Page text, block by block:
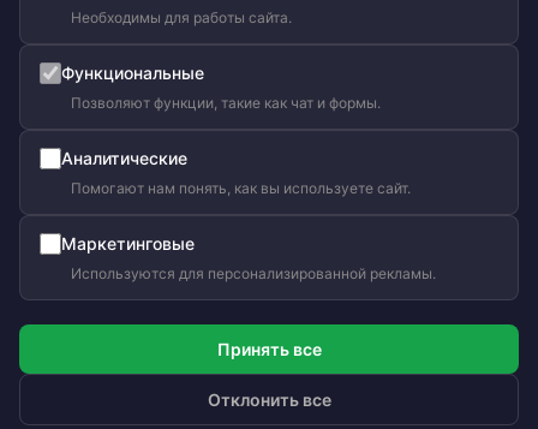
Ольга Кравченко
Здравствуйте! Готова помочь
Необходимы для работы сайта.
Функциональные
Позволяют функции, такие как чат и формы.
Аналитические
Помогают нам понять, как вы используете сайт.
Маркетинговые
Используются для персонализированной рекламы.
Принять все
Отклонить все